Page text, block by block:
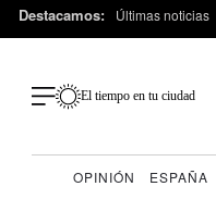
Destacamos: Últimas noticias
El tiempo en tu ciudad
OPINIÓN ESPAÑA